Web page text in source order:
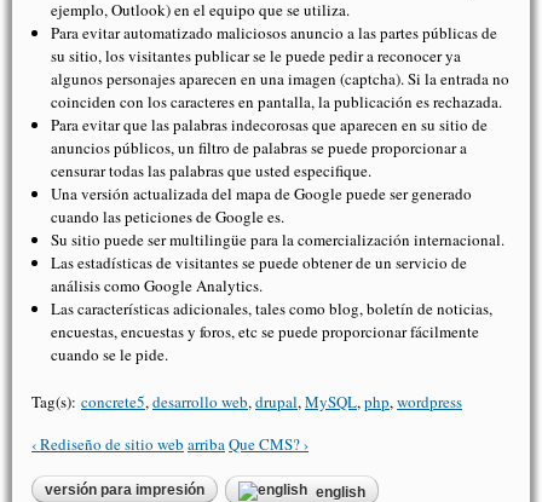
ejemplo, Outlook) en el equipo que se utiliza.
Para evitar automatizado maliciosos anuncio a las partes públicas de
su sitio, los visitantes publicar se le puede pedir a reconocer ya
algunos personajes aparecen en una imagen (captcha). Si la entrada no
coinciden con los caracteres en pantalla, la publicación es rechazada.
Para evitar que las palabras indecorosas que aparecen en su sitio de
anuncios públicos, un filtro de palabras se puede proporcionar a
censurar todas las palabras que usted especifique.
Una versión actualizada del mapa de Google puede ser generado
cuando las peticiones de Google es.
Su sitio puede ser multilingüe para la comercialización internacional.
Las estadísticas de visitantes se puede obtener de un servicio de
análisis como Google Analytics.
Las características adicionales, tales como blog, boletín de noticias,
encuestas, encuestas y foros, etc se puede proporcionar fácilmente
cuando se le pide.
Tag(s): concrete5, desarrollo web, drupal, MySQL, php, wordpress
‹ Rediseño de sitio web arriba Que CMS? ›
versión para impresión english